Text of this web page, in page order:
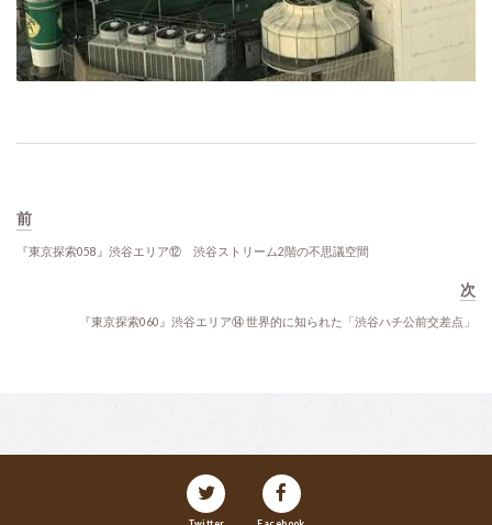
前
『東京探索058』渋谷エリア⑫ 渋谷ストリーム2階の不思議空間
次
『東京探索060』渋谷エリア⑭ 世界的に知られた「渋谷ハチ公前交差点」